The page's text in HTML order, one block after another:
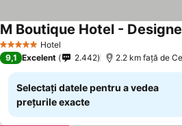
5 Stele Hotel
M Boutique Hotel -
9,1 Excelent 2.442 2.2 km faţă de
Selectați datele pentru a vedea
prețurile exacte